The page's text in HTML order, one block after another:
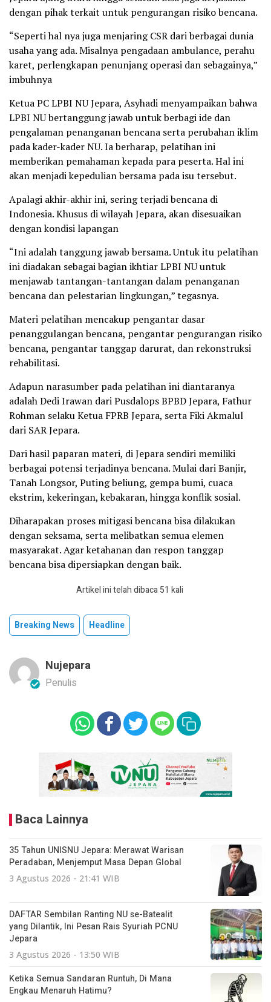
dengan pihak terkait untuk pengurangan risiko bencana.
“Seperti hal nya juga menjaring CSR dari berbagai dunia
usaha yang ada. Misalnya pengadaan ambulance, perahu
karet, perlengkapan penunjang operasi dan sebagainya,”
imbuhnya
Ketua PC LPBI NU Jepara, Asyhadi menyampaikan bahwa
LPBI NU bertanggung jawab untuk berbagi ide dan
pengalaman penanganan bencana serta perubahan iklim
pada kader-kader NU. Ia berharap, pelatihan ini
memberikan pemahaman kepada para peserta. Hal ini
akan menjadi kepedulian bersama pada isu tersebut.
Apalagi akhir-akhir ini, sering terjadi bencana di
Indonesia. Khusus di wilayah Jepara, akan disesuaikan
dengan kondisi lapangan
“Ini adalah tanggung jawab bersama. Untuk itu pelatihan
ini diadakan sebagai bagian ikhtiar LPBI NU untuk
menjawab tantangan-tantangan dalam penanganan
bencana dan pelestarian lingkungan,” tegasnya.
Materi pelatihan mencakup pengantar dasar
penanggulangan bencana, pengantar pengurangan risiko
bencana, pengantar tanggap darurat, dan rekonstruksi
rehabilitasi.
Adapun narasumber pada pelatihan ini diantaranya
adalah Dedi Irawan dari Pusdalops BPBD Jepara, Fathur
Rohman selaku Ketua FPRB Jepara, serta Fiki Akmalul
dari SAR Jepara.
Dari hasil paparan materi, di Jepara sendiri memiliki
berbagai potensi terjadinya bencana. Mulai dari Banjir,
Tanah Longsor, Puting beliung, gempa bumi, cuaca
ekstrim, kekeringan, kebakaran, hingga konflik sosial.
Diharapakan proses mitigasi bencana bisa dilakukan
dengan seksama, serta melibatkan semua elemen
masyarakat. Agar ketahanan dan respon tanggap
bencana bisa dipersiapkan dengan baik.
Artikel ini telah dibaca 51 kali
Breaking News Headline
Nujepara
Penulis
Baca Lainnya
35 Tahun UNISNU Jepara: Merawat Warisan
Peradaban, Menjemput Masa Depan Global
3 Agustus 2026 - 21:41 WIB
DAFTAR Sembilan Ranting NU se-Batealit
yang Dilantik, Ini Pesan Rais Syuriah PCNU
Jepara
3 Agustus 2026 - 13:50 WIB
Ketika Semua Sandaran Runtuh, Di Mana
Engkau Menaruh Hatimu?